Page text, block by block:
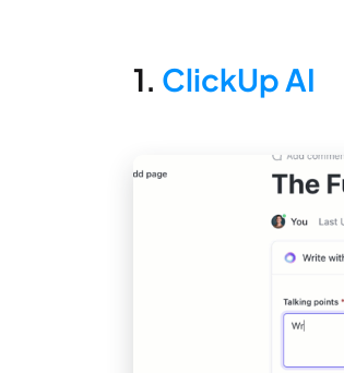
1. ClickUp AI